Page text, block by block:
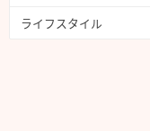
ライフスタイル